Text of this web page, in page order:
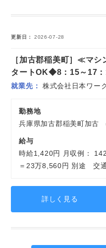
更新日 2026-07-28
［加古郡稲美町］≪マ
タートOK◆8：15～17
就業先 株式会社日本ワー
勤務地
兵庫県加古郡稲美町加古
給与
時給1,420円 月収例：
＝23万8,560円 別途 交
詳しく見る